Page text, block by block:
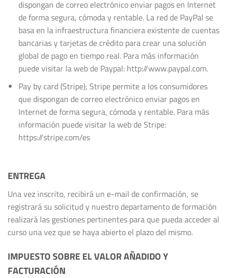
dispongan de correo electrónico enviar pagos en Internet
de forma segura, cómoda y rentable. La red de PayPal se
basa en la infraestructura financiera existente de cuentas
bancarias y tarjetas de crédito para crear una solución
global de pago en tiempo real. Para más información
puede visitar la web de Paypal: http://www.paypal.com.
Pay by card (Stripe); Stripe permite a los consumidores
que dispongan de correo electrónico enviar pagos en
Internet de forma segura, cómoda y rentable. Para más
información puede visitar la web de Stripe:
https://stripe.com/es
ENTREGA
Una vez inscrito, recibirá un e-mail de confirmación, se
registrará su solicitud y nuestro departamento de formación
realizará las gestiones pertinentes para que pueda acceder al
curso una vez que se haya abierto el plazo del mismo.
IMPUESTO SOBRE EL VALOR AÑADIDO Y
FACTURACIÓN